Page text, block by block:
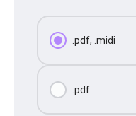
Тима Белорусских
BEARWOLF
Олег Газманов
Юрий Шатунов
.pdf, .midi
.pdf